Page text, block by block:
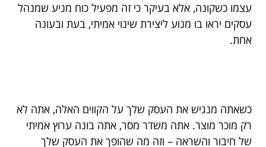
עצמו כשקונה, אלא בעיקר כי זה מפעיל כוח מניע שמנהל
עסקים יראו בו מנוע ליצירת שינוי אמיתי, בעת ובעונה
אחת.
כשאתה מנגיש את העסק שלך על הקווים האלה, אתה לא
רק מוכר מוצר. אתה משדר מסר, אתה בונה ערוץ אמיתי
של חיבור והשראה – וזה מה שהופך את העסק שלך